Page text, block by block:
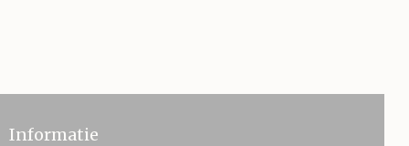
Informatie